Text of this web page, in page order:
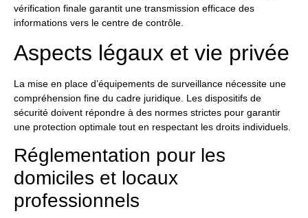
vérification finale garantit une transmission efficace des
informations vers le centre de contrôle.
Aspects légaux et vie privée
La mise en place d’équipements de surveillance nécessite une
compréhension fine du cadre juridique. Les dispositifs de
sécurité doivent répondre à des normes strictes pour garantir
une protection optimale tout en respectant les droits individuels.
Réglementation pour les
domiciles et locaux
professionnels